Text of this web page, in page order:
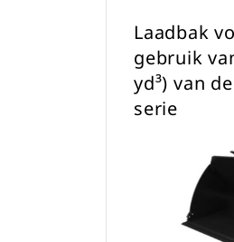
Laadbak
gebruik
yd³) van
serie